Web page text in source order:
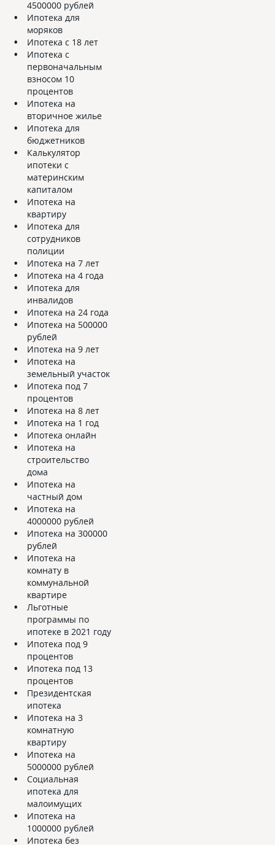
4500000 рублей
Ипотека для
моряков
Ипотека с 18 лет
Ипотека с
первоначальным
взносом 10
процентов
Ипотека на
вторичное жилье
Ипотека для
бюджетников
Калькулятор
ипотеки с
материнским
капиталом
Ипотека на
квартиру
Ипотека для
сотрудников
полиции
Ипотека на 7 лет
Ипотека на 4 года
Ипотека для
инвалидов
Ипотека на 24 года
Ипотека на 500000
рублей
Ипотека на 9 лет
Ипотека на
земельный участок
Ипотека под 7
процентов
Ипотека на 8 лет
Ипотека на 1 год
Ипотека онлайн
Ипотека на
строительство
дома
Ипотека на
частный дом
Ипотека на
4000000 рублей
Ипотека на 300000
рублей
Ипотека на
комнату в
коммунальной
квартире
Льготные
программы по
ипотеке в 2021 году
Ипотека под 9
процентов
Ипотека под 13
процентов
Президентская
ипотека
Ипотека на 3
комнатную
квартиру
Ипотека на
5000000 рублей
Социальная
ипотека для
малоимущих
Ипотека на
1000000 рублей
Ипотека без